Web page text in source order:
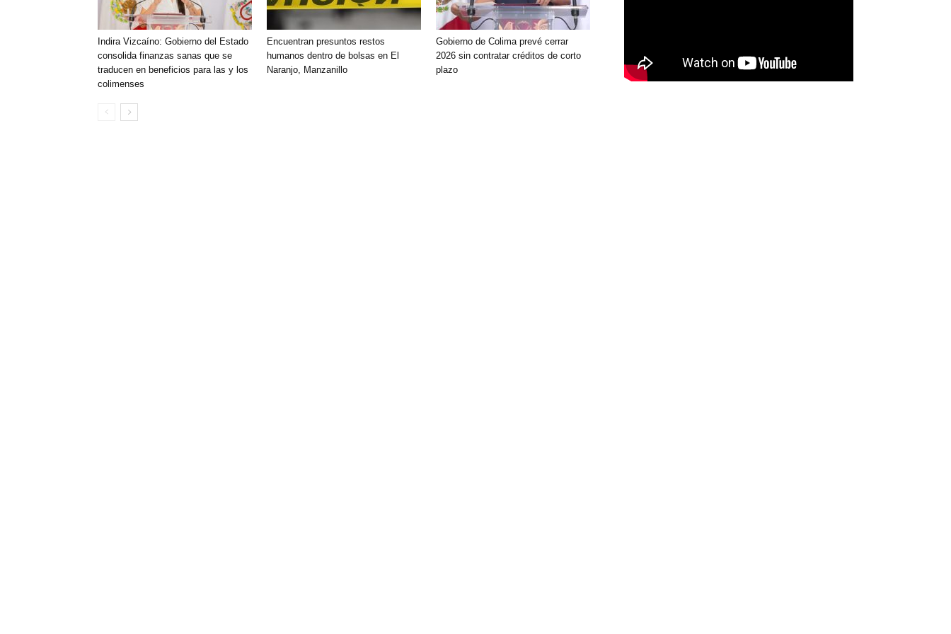
Indira Vizcaíno: Gobierno del Estado
consolida finanzas sanas que se
traducen en beneficios para las y los
colimenses
Encuentran presuntos restos
humanos dentro de bolsas en El
Naranjo, Manzanillo
Gobierno de Colima prevé cerrar
2026 sin contratar créditos de corto
plazo